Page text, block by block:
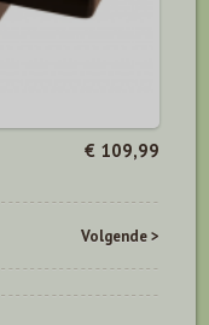
€ 109,99
Volgende >